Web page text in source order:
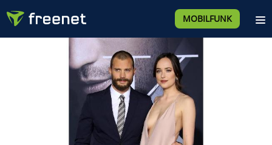
MOBILFUNK